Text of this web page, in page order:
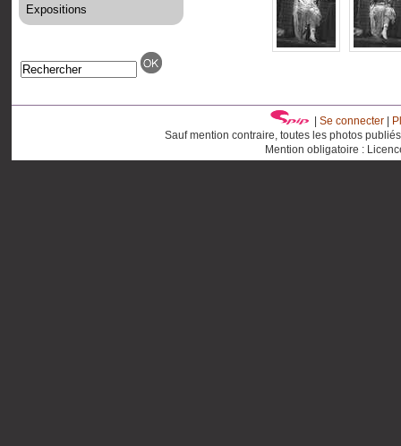
Expositions
Se connecter|
Sauf mention contraire, toutes les photos
Mention obligatoire :